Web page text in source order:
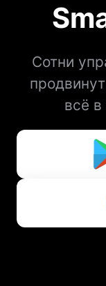
Сотни
всё